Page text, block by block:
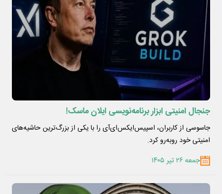
جنجال امنیتی ابزار برنامه‌نویسی ایلان ماسک!
جاسوسی از کاربران، اسپیس‌ایکس‌ای‌آی را با یکی از بزرگ‌ترین حاشیه‌های
امنیتی خود روبه‌رو کرد.
جمعه ۲۶ تیر ۱۴۰۵